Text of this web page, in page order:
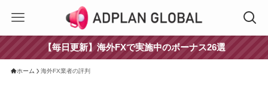
【毎日更新】海外FXで実施中のボーナス26選
ホーム 海外FX業者の評判